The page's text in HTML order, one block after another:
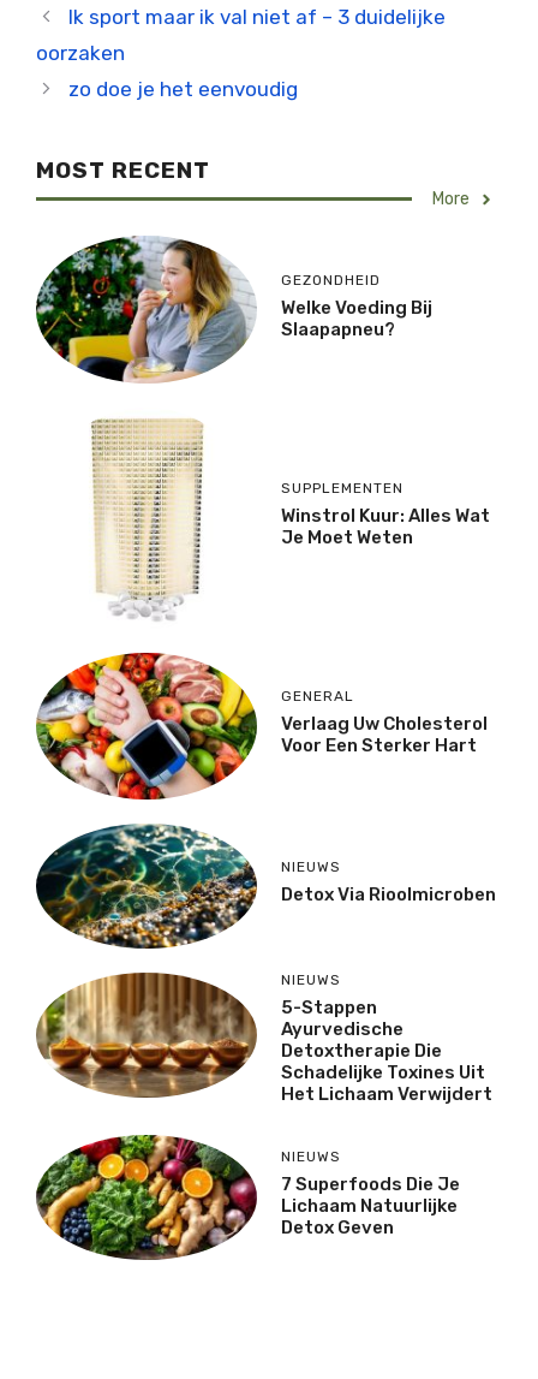
Ik sport maar ik val niet af – 3 duidelijke
oorzaken
zo doe je het eenvoudig
MOST RECENT
More
GEZONDHEID
Welke Voeding Bij
Slaapapneu?
SUPPLEMENTEN
Winstrol Kuur: Alles Wat
Je Moet Weten
GENERAL
Verlaag Uw Cholesterol
Voor Een Sterker Hart
NIEUWS
Detox Via Rioolmicroben
NIEUWS
5-Stappen
Ayurvedische
Detoxtherapie Die
Schadelijke Toxines Uit
Het Lichaam Verwijdert
NIEUWS
7 Superfoods Die Je
Lichaam Natuurlijke
Detox Geven